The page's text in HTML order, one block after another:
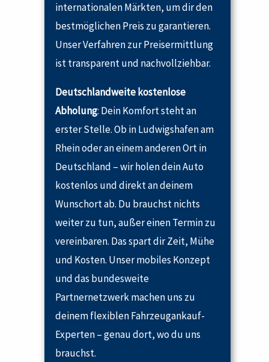
internationalen Märkten, um dir den
bestmöglichen Preis zu garantieren.
Unser Verfahren zur Preisermittlung
ist transparent und nachvollziehbar.
Deutschlandweite kostenlose
Abholung: Dein Komfort steht an
erster Stelle. Ob in Ludwigshafen am
Rhein oder an einem anderen Ort in
Deutschland – wir holen dein Auto
kostenlos und direkt an deinem
Wunschort ab. Du brauchst nichts
weiter zu tun, außer einen Termin zu
vereinbaren. Das spart dir Zeit, Mühe
und Kosten. Unser mobiles Konzept
und das bundesweite
Partnernetzwerk machen uns zu
deinem flexiblen Fahrzeugankauf-
Experten – genau dort, wo du uns
brauchst.